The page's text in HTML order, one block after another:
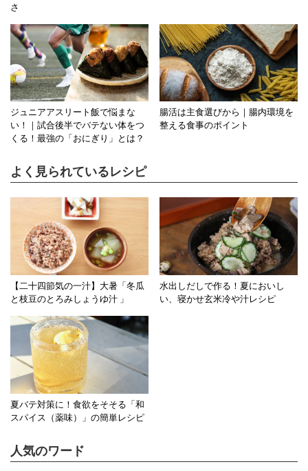
さ
ジュニアアスリート飯で悩まな
い！｜試合後半でバテない体をつ
くる！最強の「おにぎり」とは？
腸活は主食選びから｜腸内環境を
整える食事のポイント
よく見られているレシピ
【二十四節気の一汁】大暑「冬瓜
と枝豆のとろみしょうゆ汁 」
水出しだしで作る！夏においし
い、寝かせ玄米冷や汁レシピ
夏バテ対策に！食欲をそそる「和
スパイス（薬味）」の簡単レシピ
人気のワード